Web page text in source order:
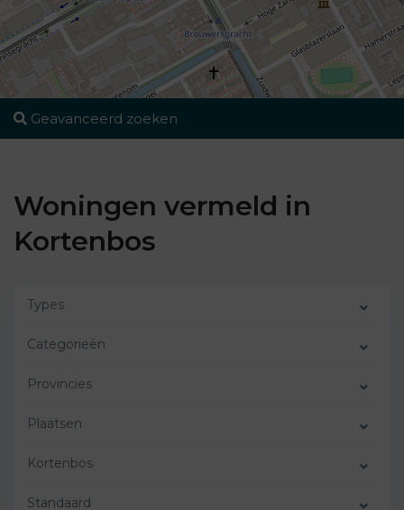
Geavanceerd zoeken
Woningen vermeld in
Kortenbos
Types
Categorieën
Provincies
Plaatsen
Kortenbos
Standaard